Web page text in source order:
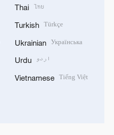
Thai ไทย
Turkish Türkçe
Ukrainian Українська
Urdu اردو
Vietnamese Tiếng Việt